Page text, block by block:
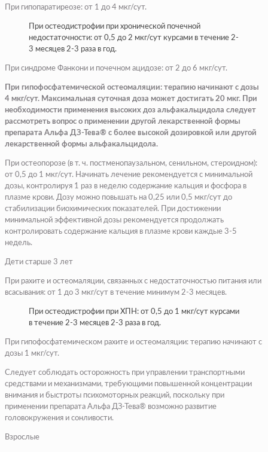
При гипопаратиреозе: от 1 до 4 мкг/сут.
При остеодистрофии при хронической почечной
недостаточности: от 0,5 до 2 мкг/сут курсами в течение 2-
3 месяцев 2-3 раза в год.
При синдроме Фанкони и почечном ацидозе: от 2 до 6 мкг/сут.
При гипофосфатемической остеомаляции: терапию начинают с дозы
4 мкг/сут. Максимальная суточная доза может достигать 20 мкг. При
необходимости применения высоких доз альфакальцидола следует
рассмотреть вопрос о применении другой лекарственной формы
препарата Альфа ДЗ-Тева® с более высокой дозировкой или другой
лекарственной формы альфакальцидола.
При остеопорозе (в т. ч. постменопаузальном, сенильном, стероидном):
от 0,5 до 1 мкг/сут. Начинать лечение рекомендуется с минимальной
дозы, контролируя 1 раз в неделю содержание кальция и фосфора в
плазме крови. Дозу можно повышать на 0,25 или 0,5 мкг/сут до
стабилизации биохимических показателей. При достижении
минимальной эффективной дозы рекомендуется продолжать
контролировать содержание кальция в плазме крови каждые 3-5
недель.
Дети старше 3 лет
При рахите и остеомаляции, связанных с недостаточностью питания или
всасывания: от 1 до 3 мкг/сут в течение минимум 2-3 месяцев.
При остеодистрофии при ХПН: от 0,5 до 1 мкг/сут курсами
в течение 2-3 месяцев 2-3 раза в год.
При гипофосфатемическом рахите и остеомаляции: терапию начинают с
дозы 1 мкг/сут.
Следует соблюдать осторожность при управлении транспортными
средствами и механизмами, требующими повышенной концентрации
внимания и быстроты психомоторных реакций, поскольку при
применении препарата Альфа ДЗ-Тева® возможно развитие
головокружения и сонливости.
Взрослые